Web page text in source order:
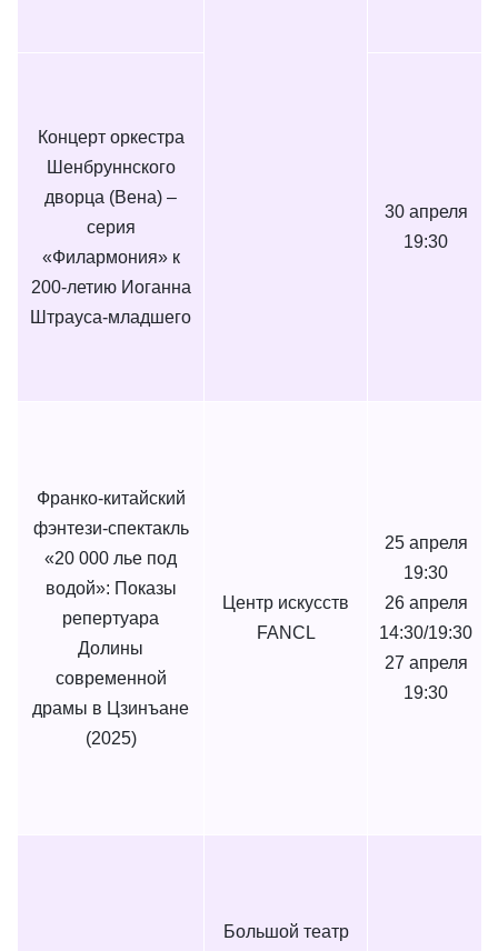
Концерт оркестра
Шенбруннского
дворца (Вена) –
серия
«Филармония» к
200-летию Иоганна
Штрауса-младшего
30 апреля
19:30
Франко-китайский
фэнтези-спектакль
«20 000 лье под
водой»: Показы
репертуара
Долины
современной
драмы в Цзинъане
(2025)
Центр искусств
FANCL
25 апреля
19:30
26 апреля
14:30/19:30
27 апреля
19:30
Большой театр